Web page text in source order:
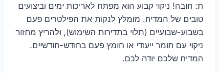
ת: חובה! ניקוי קבוע הוא מפתח לאריכות ימים וביצועים
טובים של המדיח. מומלץ לנקות את הפילטרים פעם
בשבוע-שבועיים (תלוי בתדירות השימוש), ולהריץ מחזור
ניקוי עם חומר ייעודי או חומץ פעם בחודש-חודשיים.
המדיח שלכם יודה לכם.